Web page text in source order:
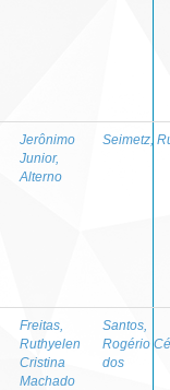
Jerônimo
Junior,
Alterno
Seimetz,
Freitas,
Ruthyelen
Cristina
Machado
Santos,
Rogério
dos